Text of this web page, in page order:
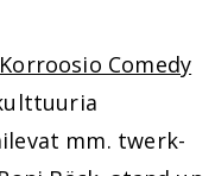
Korroosio Comedy
mm. twerk-